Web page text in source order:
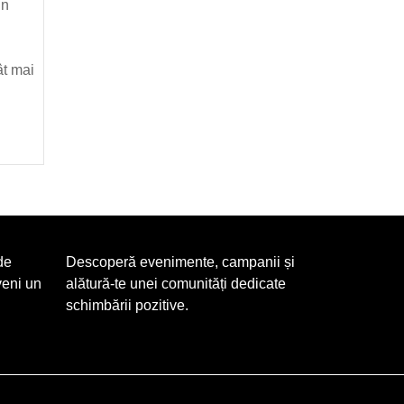
mai
un
Descoperă evenimente, campanii și
alătură-te unei comunități dedicate
schimbării pozitive.